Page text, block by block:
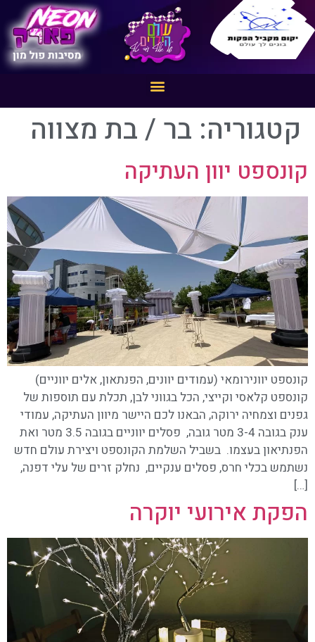
קטגוריה: בר / בת מצווה
קונספט יוון העתיקה
קונספט יוונירומאי (עמודים יוונים, הפנתאון, אלים יווניים)
קונספט קלאסי וקייצי, הכל בגווני לבן, תכלת עם תוספות של
גפנים וצמחיה ירוקה, הבאנו לכם היישר מיוון העתיקה, עמודי
ענק בגובה 3-4 מטר גובה, פסלים יווניים בגובה 3.5 מטר ואת
הפנתיאון בעצמו. בשביל השלמת הקונספט ויצירת עולם חדש
נשתמש בכלי חרס, פסלים ענקיים, נחלק זרים של עלי דפנה,
[…]
הפקת אירועי יוקרה